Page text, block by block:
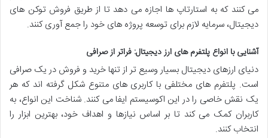
می کنند که به استارتاپ ها اجازه می دهد تا از طریق فروش توکن های
دیجیتال، سرمایه لازم برای توسعه پروژه های خود را جمع آوری کنند.
آشنایی با انواع پلتفرم های ارز دیجیتال: فراتر از صرافی
دنیای ارزهای دیجیتال بسیار وسیع تر از تنها خرید و فروش در یک صرافی
است. پلتفرم های مختلفی با کاربری های متنوع شکل گرفته اند که هر
یک نقش خاصی را در این اکوسیستم ایفا می کنند. شناخت این انواع، به
کاربران کمک می کند تا بر اساس نیازها و اهداف خود، بهترین ابزار را
انتخاب کنند.